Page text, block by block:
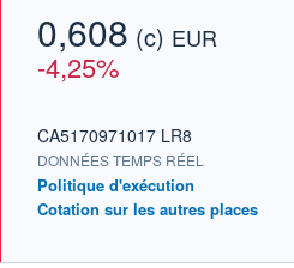
0,608 (c) EUR
-4,25%
CA5170971017 LR8
DONNÉES TEMPS RÉEL
Politique d'exécution
Cotation sur les autres places